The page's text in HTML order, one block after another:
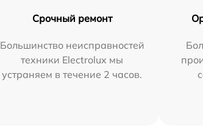
Срочный ремонт
Большинство неисправностей
техники Electrolux мы
устраняем в течение 2 часов.